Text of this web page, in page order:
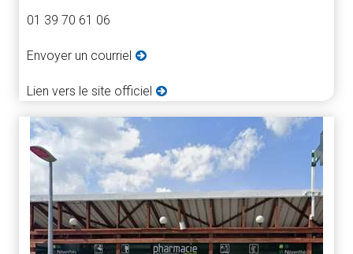
01 39 70 61 06
Envoyer un courriel
Lien vers le site officiel